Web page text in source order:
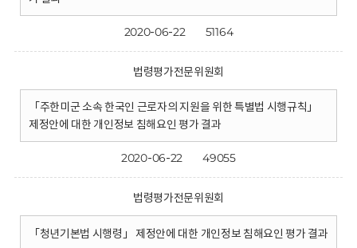
2020-06-22 51164
법령평가전문위원회
「주한미군 소속 한국인 근로자의 지원을 위한 특별법 시행규칙」
제정안에 대한 개인정보 침해요인 평가 결과
2020-06-22 49055
법령평가전문위원회
「청년기본법 시행령」 제정안에 대한 개인정보 침해요인 평가 결과